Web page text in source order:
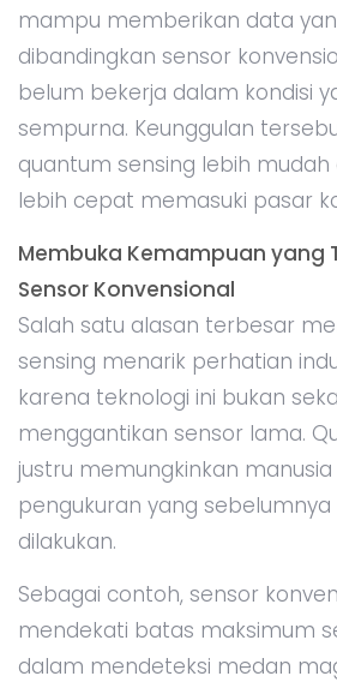
mampu memberikan data
dibandingkan sensor
belum bekerja dalam kondisi
sempurna. Keunggulan
quantum sensing lebih mudah
lebih cepat memasuki pasar
Membuka Kemampuan yang
Sensor Konvensional
Salah satu alasan terbesar
sensing menarik perhatian
karena teknologi ini bukan
menggantikan sensor lama.
justru memungkinkan
pengukuran yang
dilakukan.
Sebagai contoh, sensor
mendekati batas maksimum
dalam mendeteksi medan